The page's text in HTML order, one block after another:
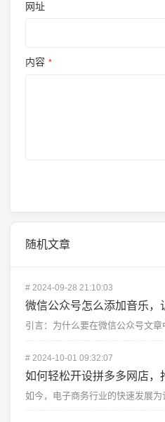
网址
内容 *
随机文章
# 2024-09-28 21:10:03
微信公众号怎么添加音乐，
# 2024-10-01 09:32:07
如何轻松开设拼多多网店，